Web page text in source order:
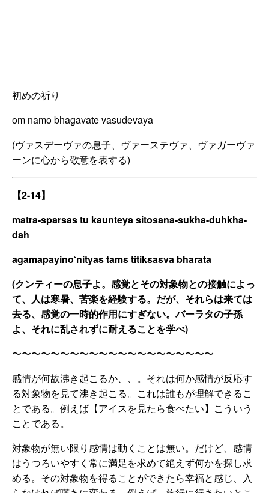
初めの祈り
om namo bhagavate vasudevaya
(ヴァスデーヴァの息子、ヴァーステヴァ、ヴァガーヴァ
ーンに心から敬意を表する)
【2-14】
matra-sparsas tu kaunteya sitosana-sukha-duhkha-
dah
agamapayino‘nityas tams titiksasva bharata
(クンティーの息子よ。感覚とその対象物との接触によっ
て、人は寒暑、苦楽を経験する。だが、それらは来ては
去る、感覚の一時的作用にすぎない。バーラタの子孫
よ、それに乱されずに耐えることを学べ)
〜〜〜〜〜〜〜〜〜〜〜〜〜〜〜〜〜〜〜〜〜
感情が何故沸き起こるか、、。それは何か感情が反応す
る対象物を見て沸き起こる。これは誰もが理解できるこ
とである。例えば【アイスを見たら食べたい】こういう
ことである。
対象物が無い限り感情は動くことは無い。だけど、感情
はうつろいやすく常に満足を求めて絶えず何かを探し求
める。その対象物を得ることができたら幸福と感じ、入